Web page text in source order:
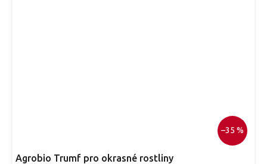
–35 %
Agrobio Trumf pro okrasné rostliny